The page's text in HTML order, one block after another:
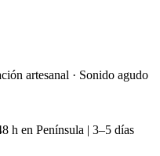
artesanal · Sonido agudo
h en Península | 3–5 días